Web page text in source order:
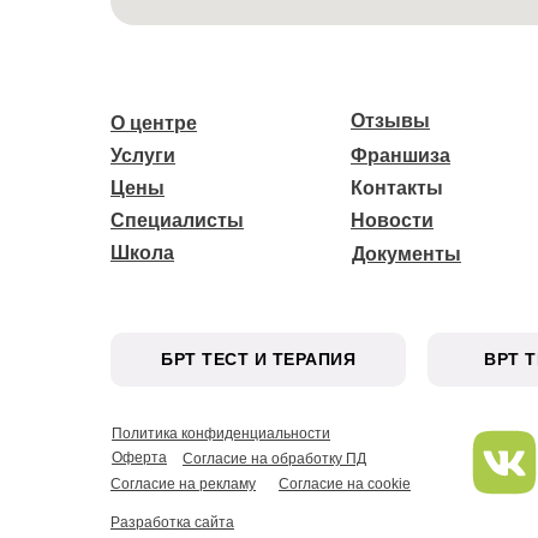
О центре
Услуги
Цены
Специалисты
Школа
Франшиза
Отзывы
Новости
Контакты
Оферта
Политика конфиденциальности
БРТ ТЕСТ И ТЕРАПИЯ ВРТ
Разработка сайта
Документы
Согласие на обработку ПД
Согласие на рекламу
Согласие на cookie